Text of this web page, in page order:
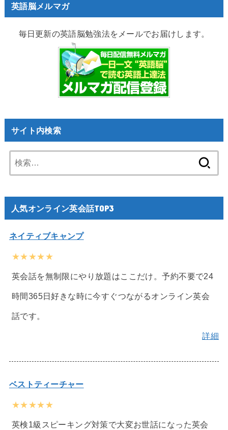
英語脳メルマガ
毎日更新の英語脳勉強法をメールでお届けします。
サイト内検索
索:
人気オンライン英会話TOP3
ネイティブキャンプ
★★★★★
英会話を無制限にやり放題はここだけ。予約不要で24
時間365日好きな時に今すぐつながるオンライン英会
話です。
詳細
ベストティーチャー
★★★★★
英検1級スピーキング対策で大変お世話になった英会